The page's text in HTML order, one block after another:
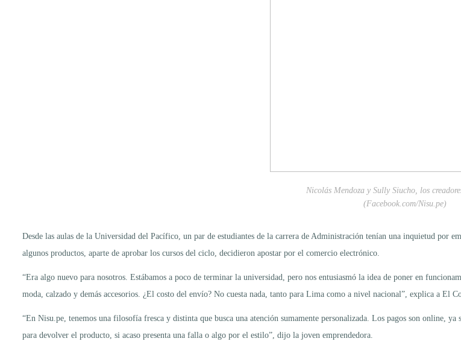
Nicolás Mendoza y Sully Siucho, los
(Facebook.com/Nisu.pe)
Desde las aulas de la Universidad del Pacífico, un par de estudiantes de la carrera de Administración tenían una inquietud por
algunos productos, aparte de aprobar los cursos del ciclo, decidieron apostar por el comercio electrónico.
“Era algo nuevo para nosotros. Estábamos a poco de terminar la universidad, pero nos entusiasmó la idea de poner en
moda, calzado y demás accesorios. ¿El costo del envío? No cuesta nada, tanto para Lima como a nivel nacional”, explica a
“En Nisu.pe, tenemos una filosofía fresca y distinta que busca una atención sumamente personalizada. Los pagos son online,
para devolver el producto, si acaso presenta una falla o algo por el estilo”, dijo la joven emprendedora.